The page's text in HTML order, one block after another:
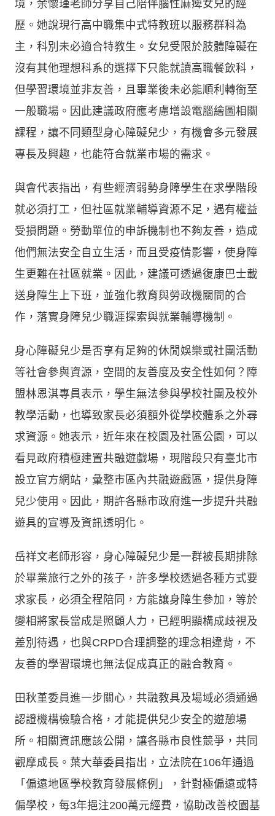
境，余懷瑾老師分享自己陪伴腦性麻痺女兒的經
歷。她說現行高中職集中式特教班以服務群科為
主，科別未必適合特教生。女兒受限於肢體障礙在
沒有其他理想科系的選擇下只能就讀高職餐飲科，
但學習環境並非友善，且畢業後未必能順利轉銜至
一般職場。因此建議政府應考慮增設電腦繪圖相關
課程，讓不同類型身心障礙兒少，有機會多元發展
專長及興趣，也能符合就業市場的需求。
與會代表指出，有些經濟弱勢身障學生在求學階段
就必須打工，但社區就業輔導資源不足，遇有權益
受損問題。勞動單位的申訴機制也不夠友善，造成
他們無法安全自立生活，而且受疫情影響，使身障
生更難在社區就業。因此，建議可透過復康巴士載
送身障生上下班，並強化教育與勞政機關間的合
作，落實身障兒少職涯探索與就業輔導機制。
身心障礙兒少是否享有足夠的休閒娛樂或社團活動
等社會參與資源，空間的友善度及安全性如何？障
盟林恩淇專員表示，學生無法參與學校社團及校外
教學活動，也導致家長必須額外從學校體系之外尋
求資源。她表示，近年來在校園及社區公園，可以
看見政府積極建置共融遊戲場，現階段只有臺北市
設立官方網站，彙整市區內共融遊戲區，提供身障
兒少使用。因此，期許各縣市政府進一步提升共融
遊具的宣導及資訊透明化。
岳祥文老師形容，身心障礙兒少是一群被長期排除
於畢業旅行之外的孩子，許多學校透過各種方式要
求家長，必須全程陪同，方能讓身障生參加，等於
變相將家長當成是照顧人力，已經明顯構成歧視及
差別待遇，也與CRPD合理調整的理念相違背，不
友善的學習環境也無法促成真正的融合教育。
田秋堇委員進一步關心，共融教具及場域必須通過
認證機構檢驗合格，才能提供兒少安全的遊憩場
所。相關資訊應該公開，讓各縣市良性競爭，共同
觀摩成長。葉大華委員指出，立法院在106年通過
「偏遠地區學校教育發展條例」，針對極偏遠或特
偏學校，每3年挹注200萬元經費，協助改善校園基